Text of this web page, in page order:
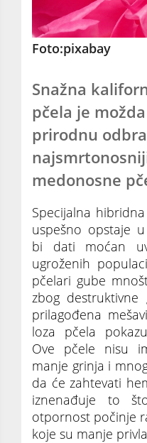
Foto:pixabay
Snažna
pčela je
prirodnu
medonosne
Specijalna
uspešno opstaje
bi dati moćan
ugroženih
pčelari gube
zbog
prilagođena
loza pčela
Ove pčele nisu
manje grinja i
da će zahtevati
iznenađuje to
otpornost počinje
koje su manje